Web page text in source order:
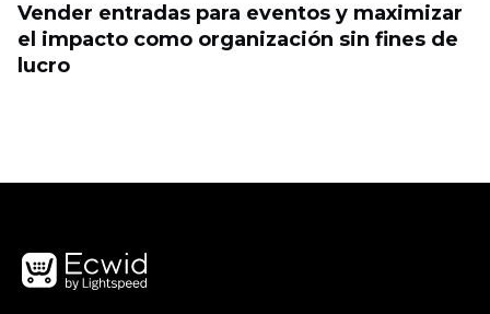
Vender entradas para eventos y maximizar
el impacto como organización sin fines de
lucro